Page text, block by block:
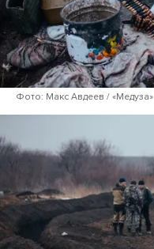
Фото: Макс Авдеев / «Медуза»